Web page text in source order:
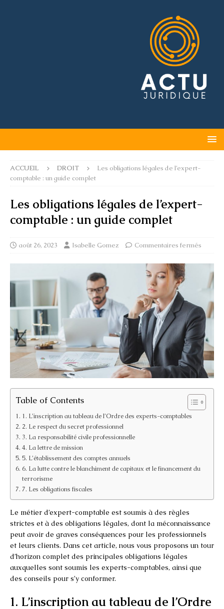
ACCUEIL DROIT
Les obligations légales de l’expert-
comptable : un guide complet
Les obligations légales de l’expert-
comptable : un guide complet
août 26, 2023 Isabelle Gomez Commentaires fermés
Table of Contents
1. L’inscription au tableau de l’Ordre des experts-comptables
2. Le respect du secret professionnel
3. La responsabilité civile professionnelle
4. La lettre de mission
5. L’établissement des comptes annuels
6. La lutte contre le blanchiment de capitaux et le financement du
terrorisme
7. Les obligations fiscales
Le métier d’expert-comptable est soumis à des règles
strictes et à des obligations légales, dont la méconnaissance
peut avoir de graves conséquences pour les professionnels
et leurs clients. Dans cet article, nous vous proposons un tour
d’horizon complet des principales obligations légales
auxquelles sont soumis les experts-comptables, ainsi que
des conseils pour s’y conformer.
1. L’inscription au tableau de l’Ordre